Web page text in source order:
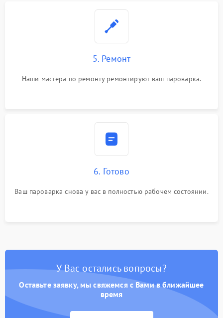
5. Ремонт
Наши мастера по ремонту ремонтируют ваш пароварка.
6. Готово
Ваш пароварка снова у вас в полностью рабочем состоянии.
У Вас остались вопросы?
Оставьте заявку, мы свяжемся с Вами в ближайшее
время